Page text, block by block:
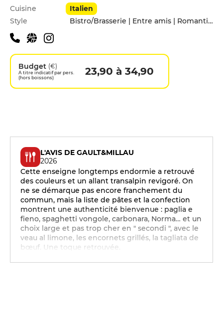
Infos pratiques
Cuisine
Italien
Style
Bistro/Brasserie | Entre amis | Romantique
Budget (€)
A titre indicatif par pers.
(hors boissons)
23,90 à 34,90
L'AVIS DE GAULT&MILLAU
2026
Cette enseigne longtemps endormie a retrouvé
des couleurs et un allant transalpin revigoré. On
ne se démarque pas encore franchement du
commun, mais la liste de pâtes et la confection
montrent une authenticité bienvenue : paglia e
fieno, spaghetti vongole, carbonara, Norma… et un
choix large et pas trop cher en " secondi ", avec le
veau al limone, les encornets grillés, la tagliata de
bœuf. Une toque retrouvée.